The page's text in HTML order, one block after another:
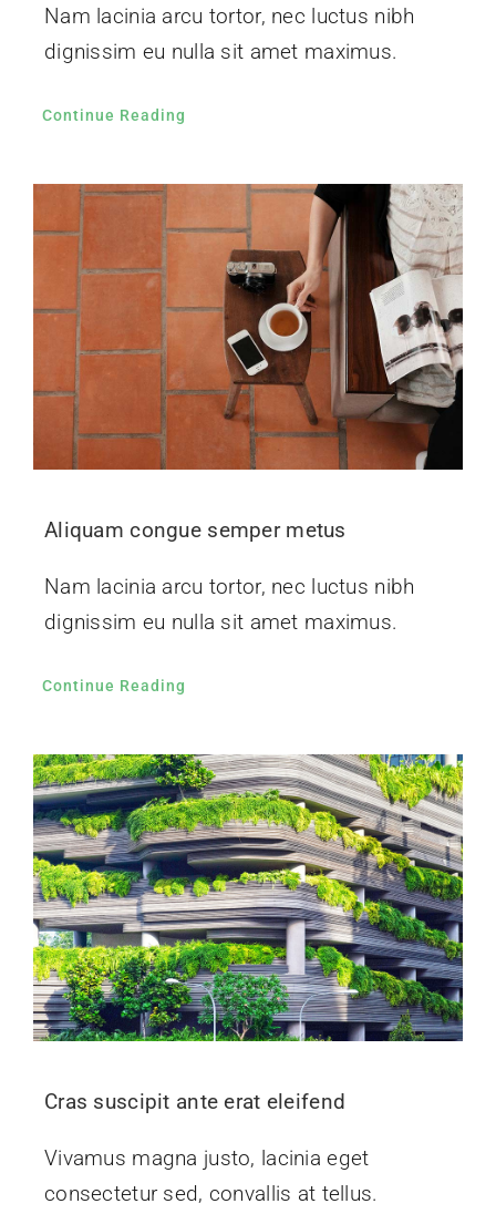
Nam lacinia arcu tortor, nec luctus nibh
dignissim eu nulla sit amet maximus.
Continue Reading
Aliquam congue semper metus
Nam lacinia arcu tortor, nec luctus nibh
dignissim eu nulla sit amet maximus.
Continue Reading
Cras suscipit ante erat eleifend
Vivamus magna justo, lacinia eget
consectetur sed, convallis at tellus.